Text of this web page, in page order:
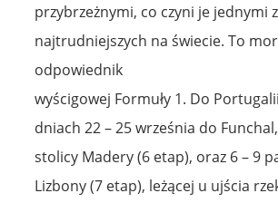
przybrzeżnymi, co czyni je jednymi z
najtrudniejszych na świecie. To
odpowiednik
wyścigowej Formuły 1. Do
dniach 22 – 25 września do Funchal,
stolicy Madery (6 etap), oraz 6 – 9
Lizbony (7 etap), leżącej u ujścia